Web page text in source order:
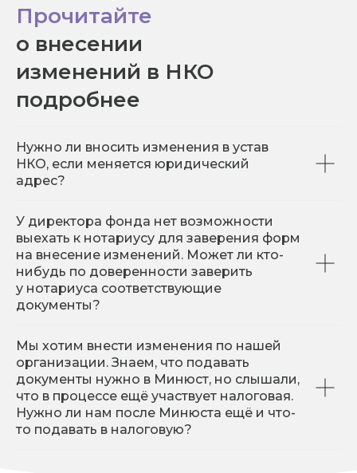
Прочитайте
о внесении
изменений в НКО
подробнее
Нужно ли вносить изменения в устав
НКО, если меняется юридический
адрес?
У директора фонда нет возможности
выехать к нотариусу для заверения форм
на внесение изменений. Может ли кто-
нибудь по доверенности заверить
у нотариуса соответствующие
документы?
Мы хотим внести изменения по нашей
организации. Знаем, что подавать
документы нужно в Минюст, но слышали,
что в процессе ещё участвует налоговая.
Нужно ли нам после Минюста ещё и что-
то подавать в налоговую?